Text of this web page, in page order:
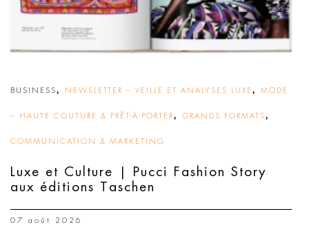
BUSINESS, NEWSLETTER – VEILLE ET ANALYSES LUXE , MODE
– HAUTE COUTURE & PRÊT-À-PORTER, GRANDS FORMATS,
COMMUNICATION & MARKETING
Luxe et Culture | Pucci Fashion Story
aux éditions Taschen
07 août 2026